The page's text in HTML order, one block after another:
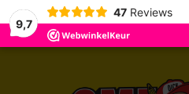
9,7
47 Reviews